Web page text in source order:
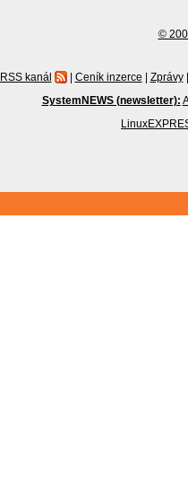
©
RSS kanál | Ceník inzerce | Zprávy |
SystemNEWS (newsletter):